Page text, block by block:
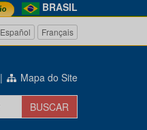
BRASIL
Español Français
| Mapa do Site